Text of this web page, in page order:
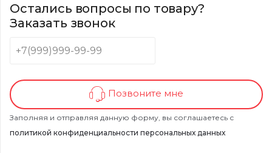
Остались вопросы по товару?
Заказать звонок
Позвоните мне
Заполняя и отправляя данную форму, вы соглашаетесь с
политикой конфиденциальности персональных данных